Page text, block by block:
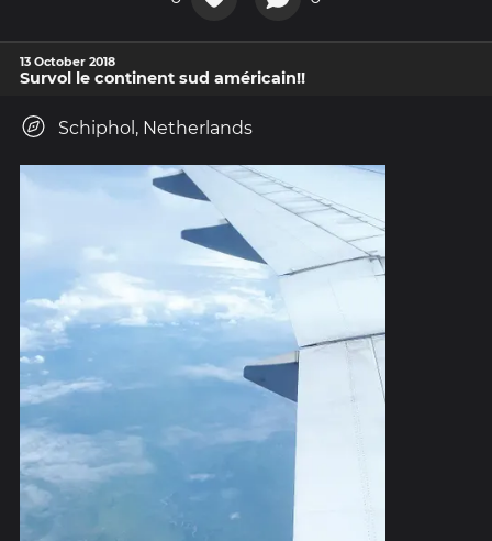
13 October 2018
Survol le continent sud américain!!
Schiphol, Netherlands